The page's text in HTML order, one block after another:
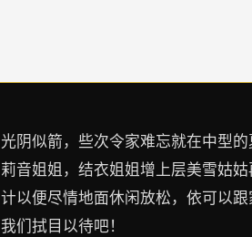
光阴似箭，些次令家难忘就在中型
莉音姐姐，结衣姐姐增上层美雪姑
计以便尽情地面休闲放松，依可以
我们拭目以待吧！